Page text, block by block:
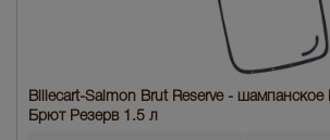
Billecart-Salmon Brut Reserve -
Брют Резерв 1.5 л